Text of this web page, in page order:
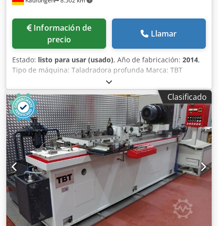
Información de
precio
Llamar
Estado: listo para usar (usado), Año de fabricación: 2014,
Tipo de máquina: Taladradora profunda Marca: TBT
TIEFBOHRTECHNIK Modelo: ML 250-2-850 Año de
fabricación: 2014 Estado: Usada Tipo de control: CNC
Control: SIEMENS Ubicación: Planta de fábrica Control:
SIEMENS Diámetro de taladro: Ø 3 - 25 (18) mm Velocidad
de giro: 1000 - 6100 rpm Recorrido del carro de taladro:
850 mm Profundidad de taladro: 550 mm Distancia entre
husillos: 240 mm Cjdpfjza Arnox Altsha Dimensiones (L x A
x H): aprox. 6 x 5 x 2,3 m Peso de envío: aprox. 6.000 kg
Medidas de envío: aprox. 10 metros de carga
Clasificado